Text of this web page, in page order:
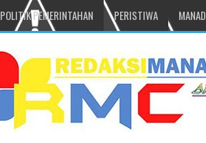
POLITIK PEMERINTAHAN PERISTIWA